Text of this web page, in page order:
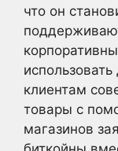
что он
клиентам
товары с
магазинов